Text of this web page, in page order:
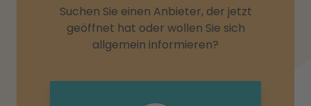
Suchen Sie einen Anbieter, der jetzt
geöffnet hat oder wollen Sie sich
allgemein informieren?